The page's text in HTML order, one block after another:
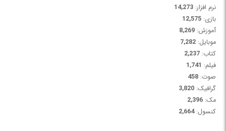
نرم افزار: 14,273
بازی: 12,575
آموزش: 8,269
موبایل: 7,282
کتاب: 2,237
فیلم: 1,741
صوت: 458
گرافیک: 3,820
مک: 2,396
کنسول:2,664